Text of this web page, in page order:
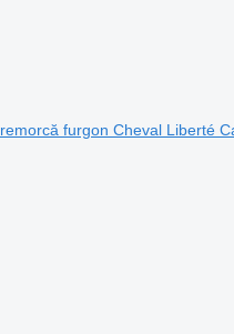
remorcă furgon Cheval Liberté